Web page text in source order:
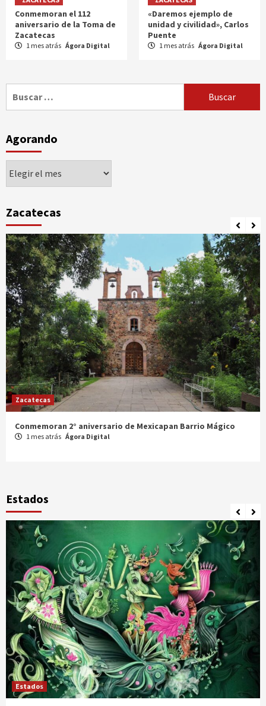
Conmemoran el 112
aniversario de la Toma de
Zacatecas
1 mes atrás Ágora Digital
«Daremos ejemplo de
unidad y civilidad», Carlos
Puente
1 mes atrás Ágora Digital
Agorando
Zacatecas
Zacatecas
Celebran XX Cabalgata Toma de Zacatecas
1 mes atrás Ágora Digital
Estados
Estados